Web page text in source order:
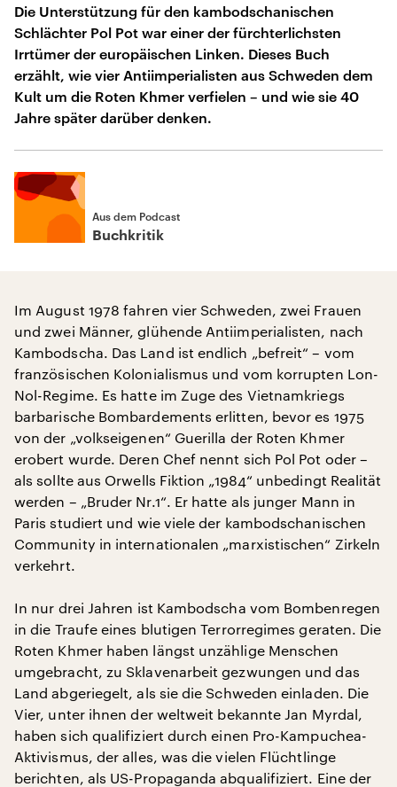
Die Unterstützung für den kambodschanischen
Schlächter Pol Pot war einer der fürchterlichsten
Irrtümer der europäischen Linken. Dieses Buch
erzählt, wie vier Antiimperialisten aus Schweden dem
Kult um die Roten Khmer verfielen – und wie sie 40
Jahre später darüber denken.
Aus dem Podcast
Buchkritik
Im August 1978 fahren vier Schweden, zwei Frauen
und zwei Männer, glühende Antiimperialisten, nach
Kambodscha. Das Land ist endlich „befreit“ – vom
französischen Kolonialismus und vom korrupten Lon-
Nol-Regime. Es hatte im Zuge des Vietnamkriegs
barbarische Bombardements erlitten, bevor es 1975
von der „volkseigenen“ Guerilla der Roten Khmer
erobert wurde. Deren Chef nennt sich Pol Pot oder –
als sollte aus Orwells Fiktion „1984“ unbedingt Realität
werden – „Bruder Nr.1“. Er hatte als junger Mann in
Paris studiert und wie viele der kambodschanischen
Community in internationalen „marxistischen“ Zirkeln
verkehrt.
In nur drei Jahren ist Kambodscha vom Bombenregen
in die Traufe eines blutigen Terrorregimes geraten. Die
Roten Khmer haben längst unzählige Menschen
umgebracht, zu Sklavenarbeit gezwungen und das
Land abgeriegelt, als sie die Schweden einladen. Die
Vier, unter ihnen der weltweit bekannte Jan Myrdal,
haben sich qualifiziert durch einen Pro-Kampuchea-
Aktivismus, der alles, was die vielen Flüchtlinge
berichten, als US-Propaganda abqualifiziert. Eine der